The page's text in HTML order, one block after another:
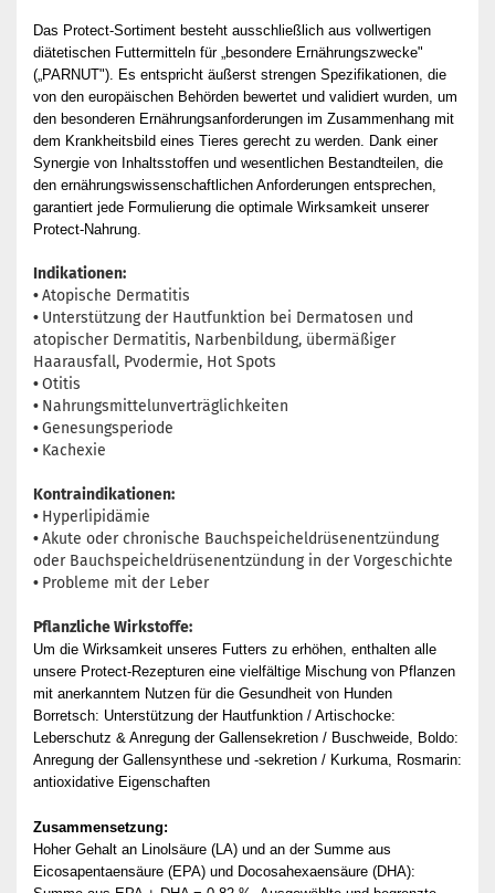
Das Protect-Sortiment besteht ausschließlich aus vollwertigen
diätetischen Futtermitteln für „besondere Ernährungszwecke"
(„PARNUT"). Es entspricht äußerst strengen Spezifikationen, die
von den europäischen Behörden bewertet und validiert wurden, um
den besonderen Ernährungsanforderungen im Zusammenhang mit
dem Krankheitsbild eines Tieres gerecht zu werden. Dank einer
Synergie von Inhaltsstoffen und wesentlichen Bestandteilen, die
den ernährungswissenschaftlichen Anforderungen entsprechen,
garantiert jede Formulierung die optimale Wirksamkeit unserer
Protect-Nahrung.
Indikationen:
•Atopische Dermatitis
• Unterstützung der Hautfunktion bei Dermatosen und
atopischer Dermatitis, Narbenbildung, übermäßiger
Haarausfall, Pvodermie, Hot Spots
•Otitis
• Nahrungsmittelunverträglichkeiten
•Genesungsperiode
• Kachexie
Kontraindikationen:
• Hyperlipidämie
•Akute oder chronische Bauchspeicheldrüsenentzündung
oder Bauchspeicheldrüsenentzündung in der Vorgeschichte
• Probleme mit der Leber
Pflanzliche Wirkstoffe:
Um die Wirksamkeit unseres Futters zu erhöhen, enthalten alle
unsere Protect-Rezepturen eine vielfältige Mischung von Pflanzen
mit anerkanntem Nutzen für die Gesundheit von Hunden
Borretsch: Unterstützung der Hautfunktion / Artischocke:
Leberschutz & Anregung der Gallensekretion / Buschweide, Boldo:
Anregung der Gallensynthese und -sekretion / Kurkuma, Rosmarin:
antioxidative Eigenschaften
Zusammensetzung:
Hoher Gehalt an Linolsäure (LA) und an der Summe aus
Eicosapentaensäure (EPA) und Docosahexaensäure (DHA):